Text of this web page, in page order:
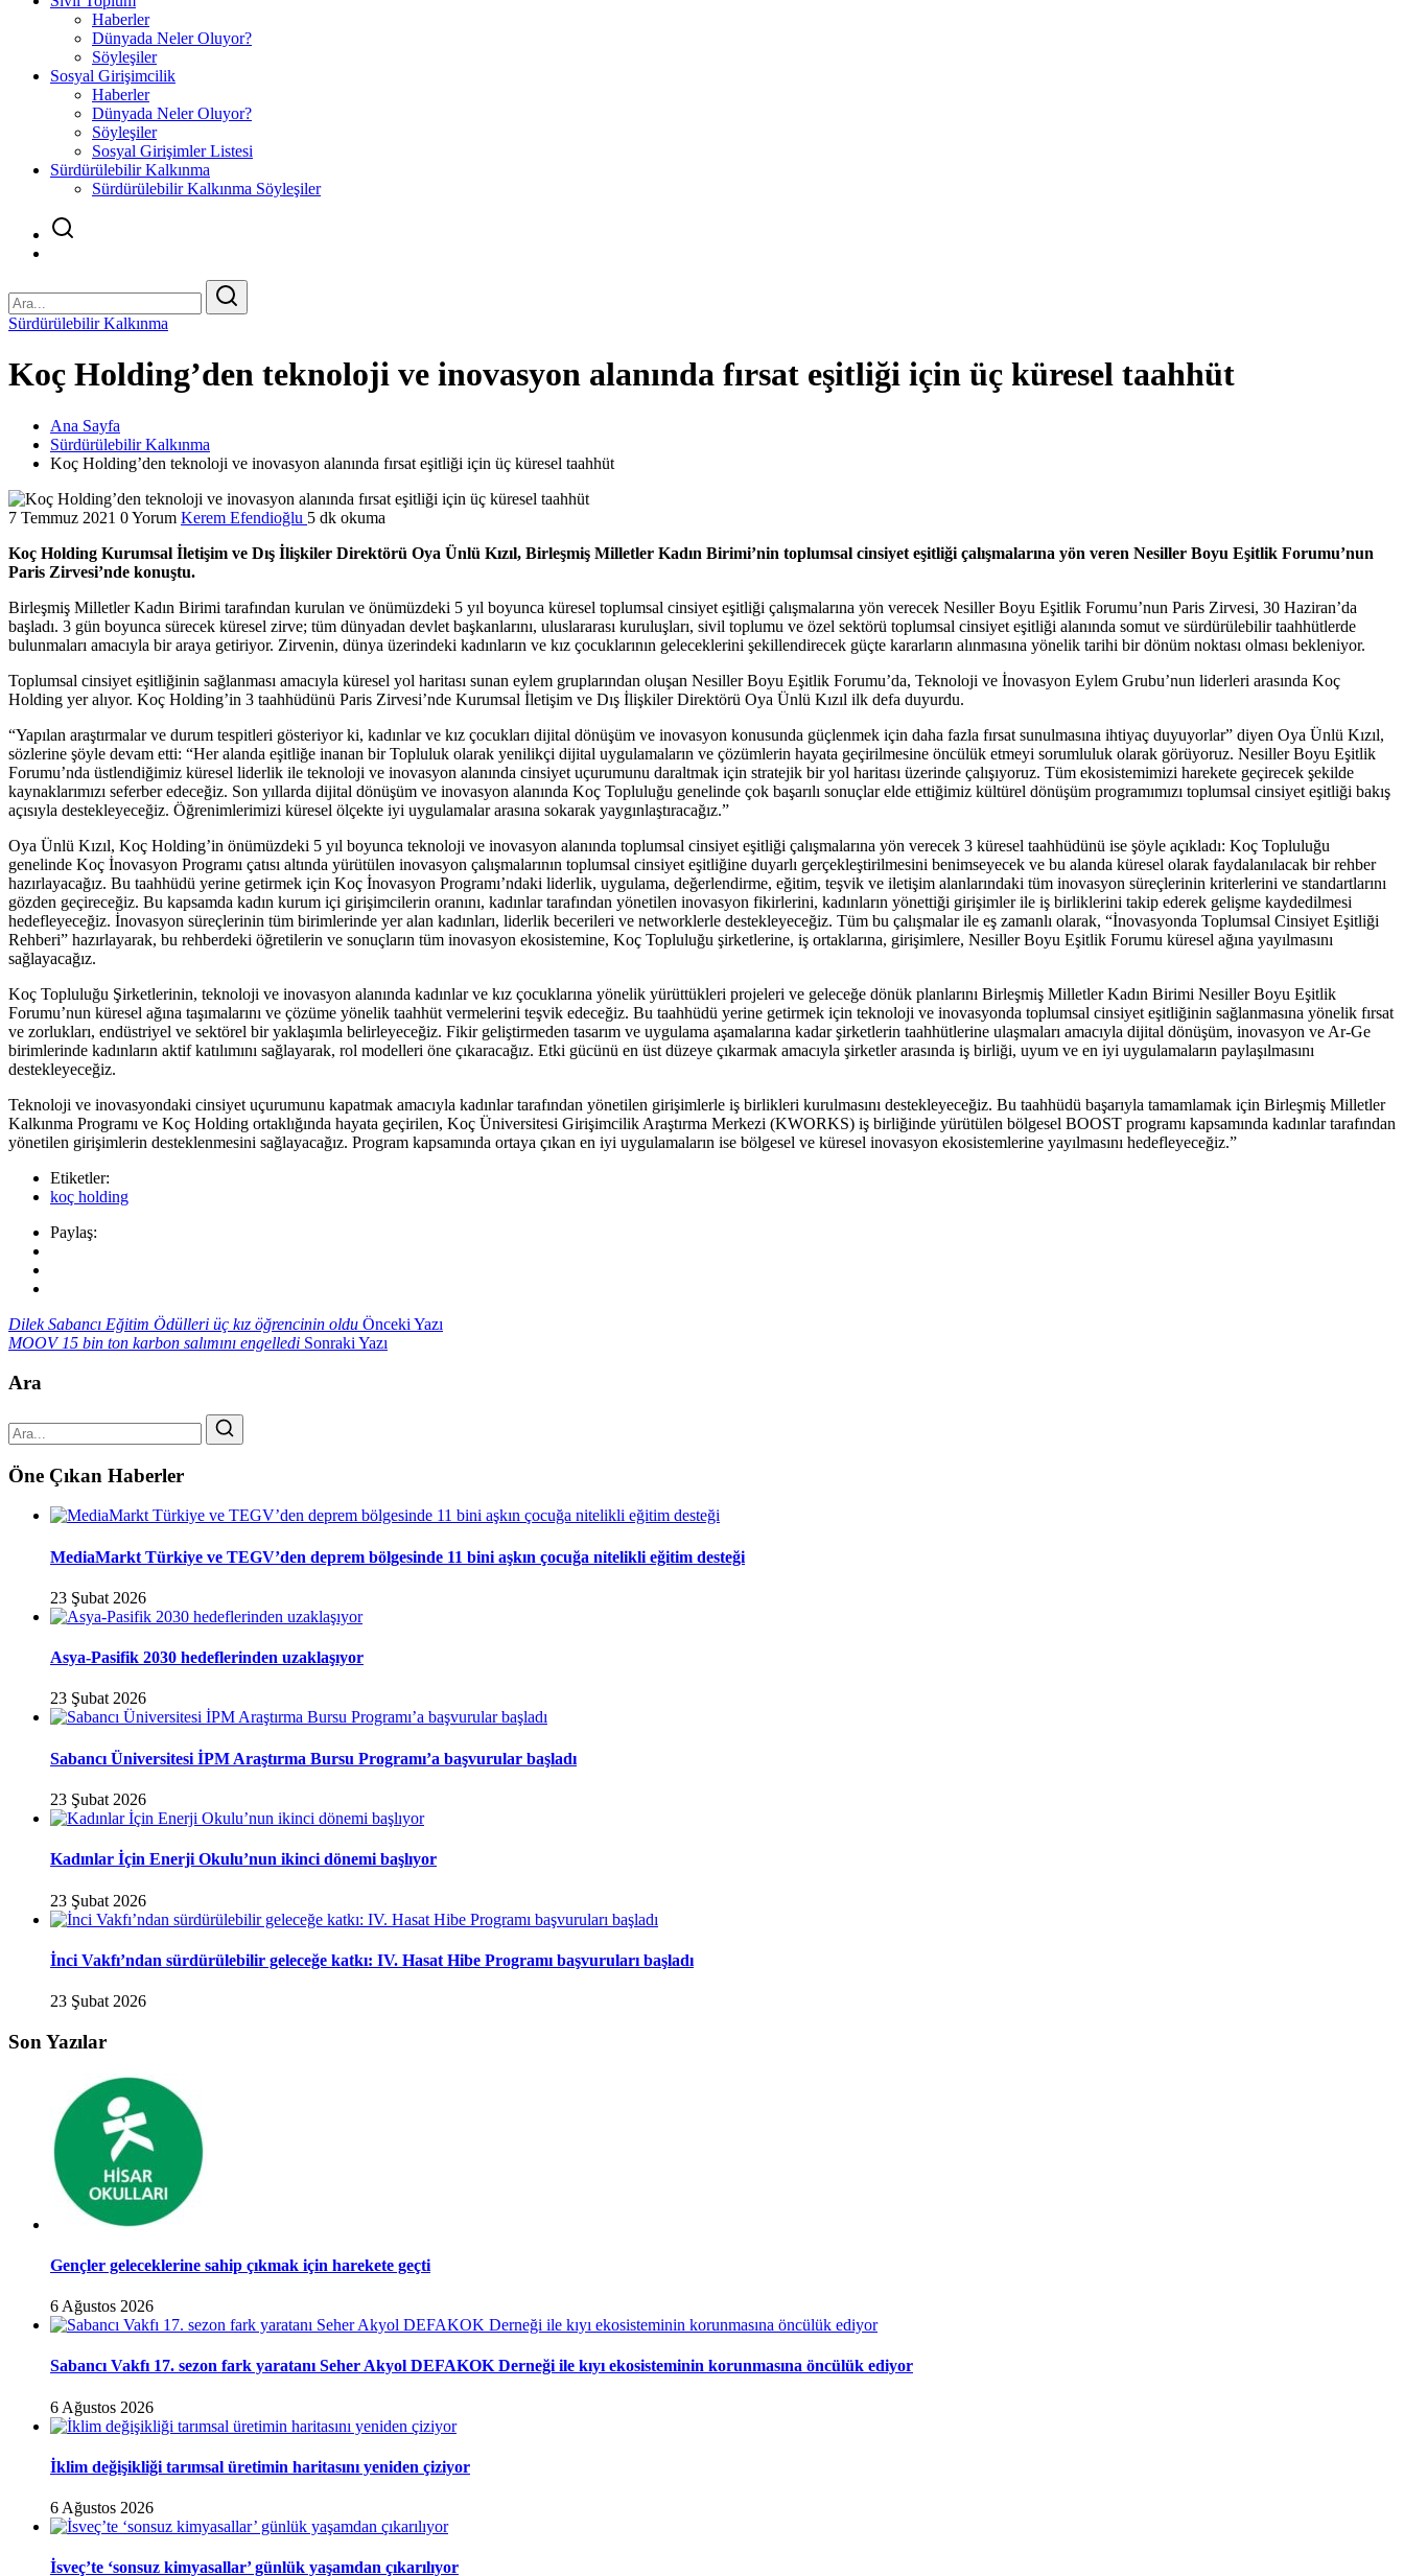
Haberler
Dünyada Neler Oluyor?
Söyleşiler
Sosyal Girişimcilik
Haberler
Dünyada Neler Oluyor?
Söyleşiler
Sosyal Girişimler Listesi
Sürdürülebilir Kalkınma
Sürdürülebilir Kalkınma Söyleşiler
Sürdürülebilir Kalkınma
Koç Holding’den teknoloji ve inovasyon alanında fırsat eşitliği için üç küresel taahhüt
Ana Sayfa
Sürdürülebilir Kalkınma
Koç Holding’den teknoloji ve inovasyon alanında fırsat eşitliği için üç küresel taahhüt
7 Temmuz 2021 0 Yorum Kerem Efendioğlu 5 dk okuma
Koç Holding Kurumsal İletişim ve Dış İlişkiler Direktörü Oya Ünlü Kızıl, Birleşmiş Milletler Kadın Birimi’nin toplumsal cinsiyet eşitliği çalışmalarına yön veren Nesiller Boyu Eşitlik Forumu’nun
Paris Zirvesi’nde konuştu.
Birleşmiş Milletler Kadın Birimi tarafından kurulan ve önümüzdeki 5 yıl boyunca küresel toplumsal cinsiyet eşitliği çalışmalarına yön verecek Nesiller Boyu Eşitlik Forumu’nun Paris Zirvesi, 30 Haziran’da
başladı. 3 gün boyunca sürecek küresel zirve; tüm dünyadan devlet başkanlarını, uluslararası kuruluşları, sivil toplumu ve özel sektörü toplumsal cinsiyet eşitliği alanında somut ve sürdürülebilir taahhütlerde
bulunmaları amacıyla bir araya getiriyor. Zirvenin, dünya üzerindeki kadınların ve kız çocuklarının geleceklerini şekillendirecek güçte kararların alınmasına yönelik tarihi bir dönüm noktası olması bekleniyor.
Toplumsal cinsiyet eşitliğinin sağlanması amacıyla küresel yol haritası sunan eylem gruplarından oluşan Nesiller Boyu Eşitlik Forumu’da, Teknoloji ve İnovasyon Eylem Grubu’nun liderleri arasında Koç
Holding yer alıyor. Koç Holding’in 3 taahhüdünü Paris Zirvesi’nde Kurumsal İletişim ve Dış İlişkiler Direktörü Oya Ünlü Kızıl ilk defa duyurdu.
“Yapılan araştırmalar ve durum tespitleri gösteriyor ki, kadınlar ve kız çocukları dijital dönüşüm ve inovasyon konusunda güçlenmek için daha fazla fırsat sunulmasına ihtiyaç duyuyorlar” diyen Oya Ünlü Kızıl,
sözlerine şöyle devam etti: “Her alanda eşitliğe inanan bir Topluluk olarak yenilikçi dijital uygulamaların ve çözümlerin hayata geçirilmesine öncülük etmeyi sorumluluk olarak görüyoruz. Nesiller Boyu Eşitlik
Forumu’nda üstlendiğimiz küresel liderlik ile teknoloji ve inovasyon alanında cinsiyet uçurumunu daraltmak için stratejik bir yol haritası üzerinde çalışıyoruz. Tüm ekosistemimizi harekete geçirecek şekilde
kaynaklarımızı seferber edeceğiz. Son yıllarda dijital dönüşüm ve inovasyon alanında Koç Topluluğu genelinde çok başarılı sonuçlar elde ettiğimiz kültürel dönüşüm programımızı toplumsal cinsiyet eşitliği bakış
açısıyla destekleyeceğiz. Öğrenimlerimizi küresel ölçekte iyi uygulamalar arasına sokarak yaygınlaştıracağız.”
Oya Ünlü Kızıl, Koç Holding’in önümüzdeki 5 yıl boyunca teknoloji ve inovasyon alanında toplumsal cinsiyet eşitliği çalışmalarına yön verecek 3 küresel taahhüdünü ise şöyle açıkladı: Koç Topluluğu
genelinde Koç İnovasyon Programı çatısı altında yürütülen inovasyon çalışmalarının toplumsal cinsiyet eşitliğine duyarlı gerçekleştirilmesini benimseyecek ve bu alanda küresel olarak faydalanılacak bir rehber
hazırlayacağız. Bu taahhüdü yerine getirmek için Koç İnovasyon Programı’ndaki liderlik, uygulama, değerlendirme, eğitim, teşvik ve iletişim alanlarındaki tüm inovasyon süreçlerinin kriterlerini ve standartlarını
gözden geçireceğiz. Bu kapsamda kadın kurum içi girişimcilerin oranını, kadınlar tarafından yönetilen inovasyon fikirlerini, kadınların yönettiği girişimler ile iş birliklerini takip ederek gelişme kaydedilmesi
hedefleyeceğiz. İnovasyon süreçlerinin tüm birimlerinde yer alan kadınları, liderlik becerileri ve networklerle destekleyeceğiz. Tüm bu çalışmalar ile eş zamanlı olarak, “İnovasyonda Toplumsal Cinsiyet Eşitliği
Rehberi” hazırlayarak, bu rehberdeki öğretilerin ve sonuçların tüm inovasyon ekosistemine, Koç Topluluğu şirketlerine, iş ortaklarına, girişimlere, Nesiller Boyu Eşitlik Forumu küresel ağına yayılmasını
sağlayacağız.
Koç Topluluğu Şirketlerinin, teknoloji ve inovasyon alanında kadınlar ve kız çocuklarına yönelik yürüttükleri projeleri ve geleceğe dönük planlarını Birleşmiş Milletler Kadın Birimi Nesiller Boyu Eşitlik
Forumu’nun küresel ağına taşımalarını ve çözüme yönelik taahhüt vermelerini teşvik edeceğiz. Bu taahhüdü yerine getirmek için teknoloji ve inovasyonda toplumsal cinsiyet eşitliğinin sağlanmasına yönelik fırsat
ve zorlukları, endüstriyel ve sektörel bir yaklaşımla belirleyeceğiz. Fikir geliştirmeden tasarım ve uygulama aşamalarına kadar şirketlerin taahhütlerine ulaşmaları amacıyla dijital dönüşüm, inovasyon ve Ar-Ge
birimlerinde kadınların aktif katılımını sağlayarak, rol modelleri öne çıkaracağız. Etki gücünü en üst düzeye çıkarmak amacıyla şirketler arasında iş birliği, uyum ve en iyi uygulamaların paylaşılmasını
destekleyeceğiz.
Teknoloji ve inovasyondaki cinsiyet uçurumunu kapatmak amacıyla kadınlar tarafından yönetilen girişimlerle iş birlikleri kurulmasını destekleyeceğiz. Bu taahhüdü başarıyla tamamlamak için Birleşmiş Milletler
Kalkınma Programı ve Koç Holding ortaklığında hayata geçirilen, Koç Üniversitesi Girişimcilik Araştırma Merkezi (KWORKS) iş birliğinde yürütülen bölgesel BOOST programı kapsamında kadınlar tarafından
yönetilen girişimlerin desteklenmesini sağlayacağız. Program kapsamında ortaya çıkan en iyi uygulamaların ise bölgesel ve küresel inovasyon ekosistemlerine yayılmasını hedefleyeceğiz.”
Etiketler:
koç holding
Paylaş:
Dilek Sabancı Eğitim Ödülleri üç kız öğrencinin oldu Önceki Yazı
MOOV 15 bin ton karbon salımını engelledi Sonraki Yazı
Ara
Öne Çıkan Haberler
MediaMarkt Türkiye ve TEGV’den deprem bölgesinde 11 bini aşkın çocuğa nitelikli eğitim desteği
23 Şubat 2026
Asya-Pasifik 2030 hedeflerinden uzaklaşıyor
23 Şubat 2026
Sabancı Üniversitesi İPM Araştırma Bursu Programı’a başvurular başladı
23 Şubat 2026
Kadınlar İçin Enerji Okulu’nun ikinci dönemi başlıyor
23 Şubat 2026
İnci Vakfı’ndan sürdürülebilir geleceğe katkı: IV. Hasat Hibe Programı başvuruları başladı
23 Şubat 2026
Son Yazılar
Gençler geleceklerine sahip çıkmak için harekete geçti
6 Ağustos 2026
Sabancı Vakfı 17. sezon fark yaratanı Seher Akyol DEFAKOK Derneği ile kıyı ekosisteminin korunmasına öncülük ediyor
6 Ağustos 2026
İklim değişikliği tarımsal üretimin haritasını yeniden çiziyor
6 Ağustos 2026
İsveç’te ‘sonsuz kimyasallar’ günlük yaşamdan çıkarılıyor